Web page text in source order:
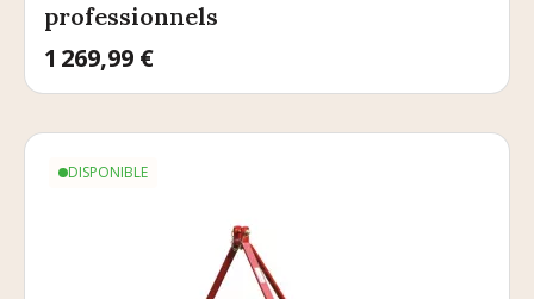
professionnels
Prix
1 269,99 €
DISPONIBLE